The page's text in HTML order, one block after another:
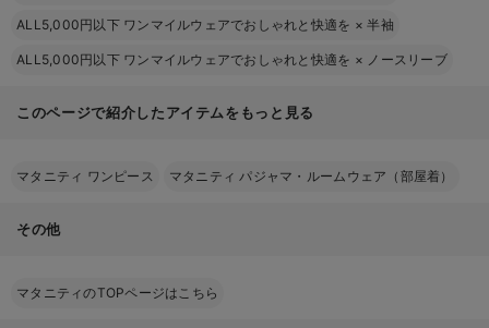
ALL5,000円以下 ワンマイルウェアでおしゃれと快適を ×半袖
ALL5,000円以下 ワンマイルウェアでおしゃれと快適を × ノースリーブ
このページで紹介したアイテムをもっと見る
マタニティ ワンピース マタニティ パジャマ・ルームウェア（部屋着）
その他
マタニティのTOPページはこちら